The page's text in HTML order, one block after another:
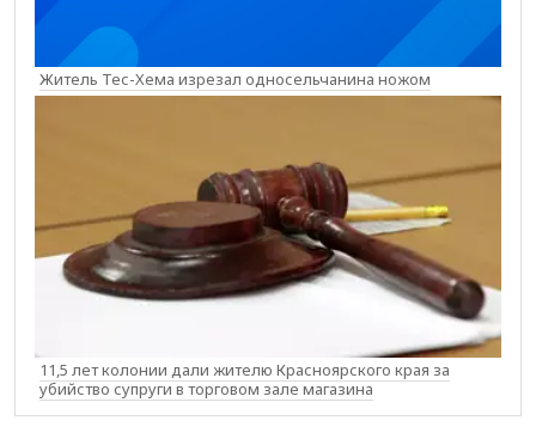
Житель Тес-Хема изрезал односельчанина ножом
11,5 лет колонии дали жителю Красноярского края за
убийство супруги в торговом зале магазина